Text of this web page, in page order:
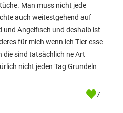
Man muss nicht jede
auch weitestgehend auf
und Angelfisch und deshalb ist
für mich wenn ich Tier esse
die sind tatsächlich ne Art
nicht jeden Tag Grundeln
7